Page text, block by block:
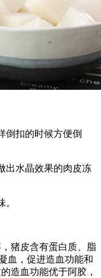
倒扣的时候方便倒
出水晶效果的肉皮冻
猪皮含有蛋白质、脂
血，促进造血功能和
造血功能优于阿胶，